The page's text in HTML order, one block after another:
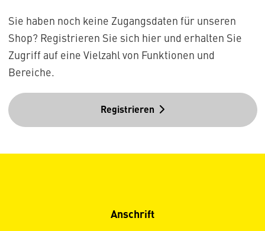
Sie haben noch keine Zugangsdaten für unseren
Shop? Registrieren Sie sich hier und erhalten Sie
Zugriff auf eine Vielzahl von Funktionen und
Bereiche.
Registrieren
Anschrift